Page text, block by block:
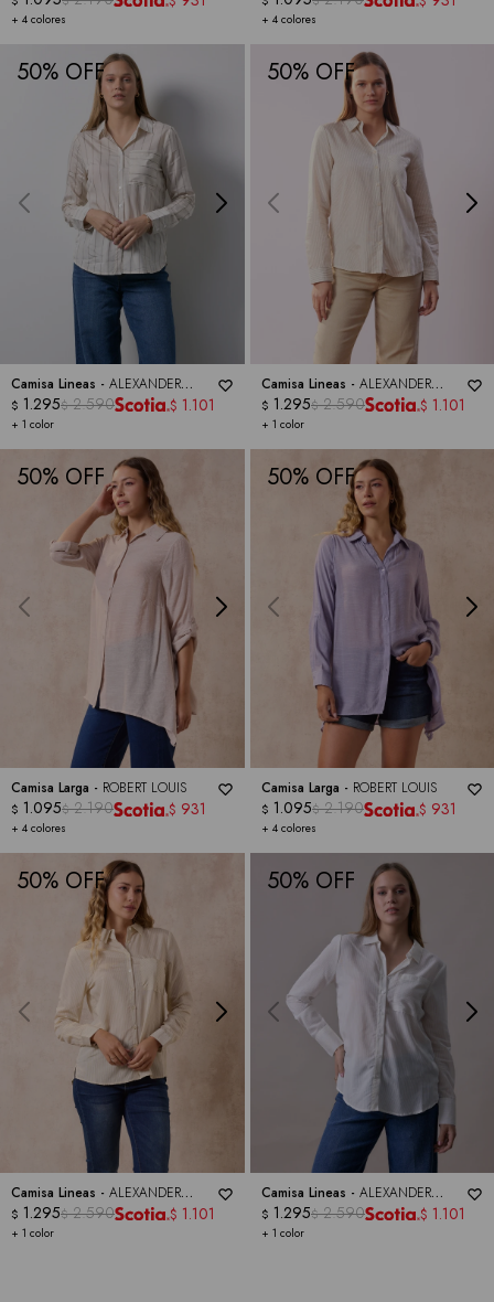
+ 4 colores + 4 colores
50
Camisa Lineas - ALEXANDER
JORDAN
+ 1 color
$ 1.295$ 2.590 $ 1.101
50
Camisa Lineas - ALEXANDER
JORDAN
+ 1 color
$ 1.295$ 2.590 $ 1.101
50
Camisa Larga - ROBERT LOUIS
+ 4 colores
$ 1.095$ 2.190 $ 931
50
Camisa Larga - ROBERT LOUIS
+ 4 colores
$ 1.095$ 2.190 $ 931
50
Camisa Lineas - ALEXANDER
JORDAN
+ 1 color
$ 1.295$ 2.590 $ 1.101
50
Camisa Lineas - ALEXANDER
JORDAN
+ 1 color
$ 1.295$ 2.590 $ 1.101